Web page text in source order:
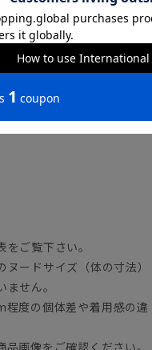
細を必ずご確認下さい。
ット使用・弱水流）》
ご覧下さい。
ードサイズ（体の寸法）
せん。
度の個体差や着用感の違
画像をご確認ください。